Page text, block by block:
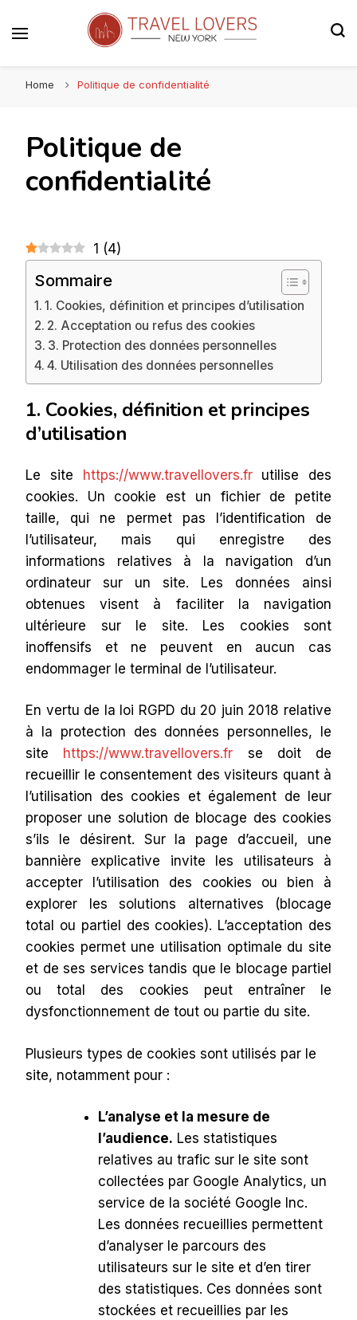
Home
Politique de confidentialité
Politique de
confidentialité
1 (4)
Sommaire
1. Cookies, définition et principes d’utilisation
2. Acceptation ou refus des cookies
3. Protection des données personnelles
4. Utilisation des données personnelles
1. Cookies, définition et principes
d’utilisation
Le site https://www.travellovers.frutilise des
cookies. Un cookie est un fichier de petite
taille, qui ne permet pas l’identification de
l’utilisateur, mais qui enregistre des
informations relatives à la navigation d’un
ordinateur sur un site. Les données ainsi
obtenues visent à faciliter la navigation
ultérieure sur le site. Les cookies sont
inoffensifs et ne peuvent en aucun cas
endommager le terminal de l’utilisateur.
En vertu de la loi RGPD du 20 juin 2018 relative
à la protection des données personnelles, le
site https://www.travellovers.fr se doit de
recueillir le consentement des visiteurs quant à
l’utilisation des cookies et également de leur
proposer une solution de blocage des cookies
s’ils le désirent. Sur la page d’accueil, une
bannière explicative invite les utilisateurs à
accepter l’utilisation des cookies ou bien à
explorer les solutions alternatives (blocage
total ou partiel des cookies). L’acceptation des
cookies permet une utilisation optimale du site
et de ses services tandis que le blocage partiel
ou total des cookies peut entraîner le
dysfonctionnement de tout ou partie du site.
Plusieurs types de cookies sont utilisés par le
site, notamment pour :
L’analyse et la mesure de
l’audience. Les statistiques
relatives au trafic sur le site sont
collectées par Google Analytics, un
service de la société Google Inc.
Les données recueillies permettent
d’analyser le parcours des
utilisateurs sur le site et d’en tirer
des statistiques. Ces données sont
stockées et recueillies par les